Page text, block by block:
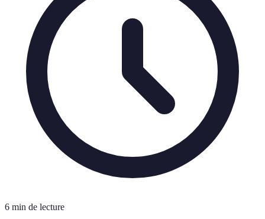
6 min de lecture